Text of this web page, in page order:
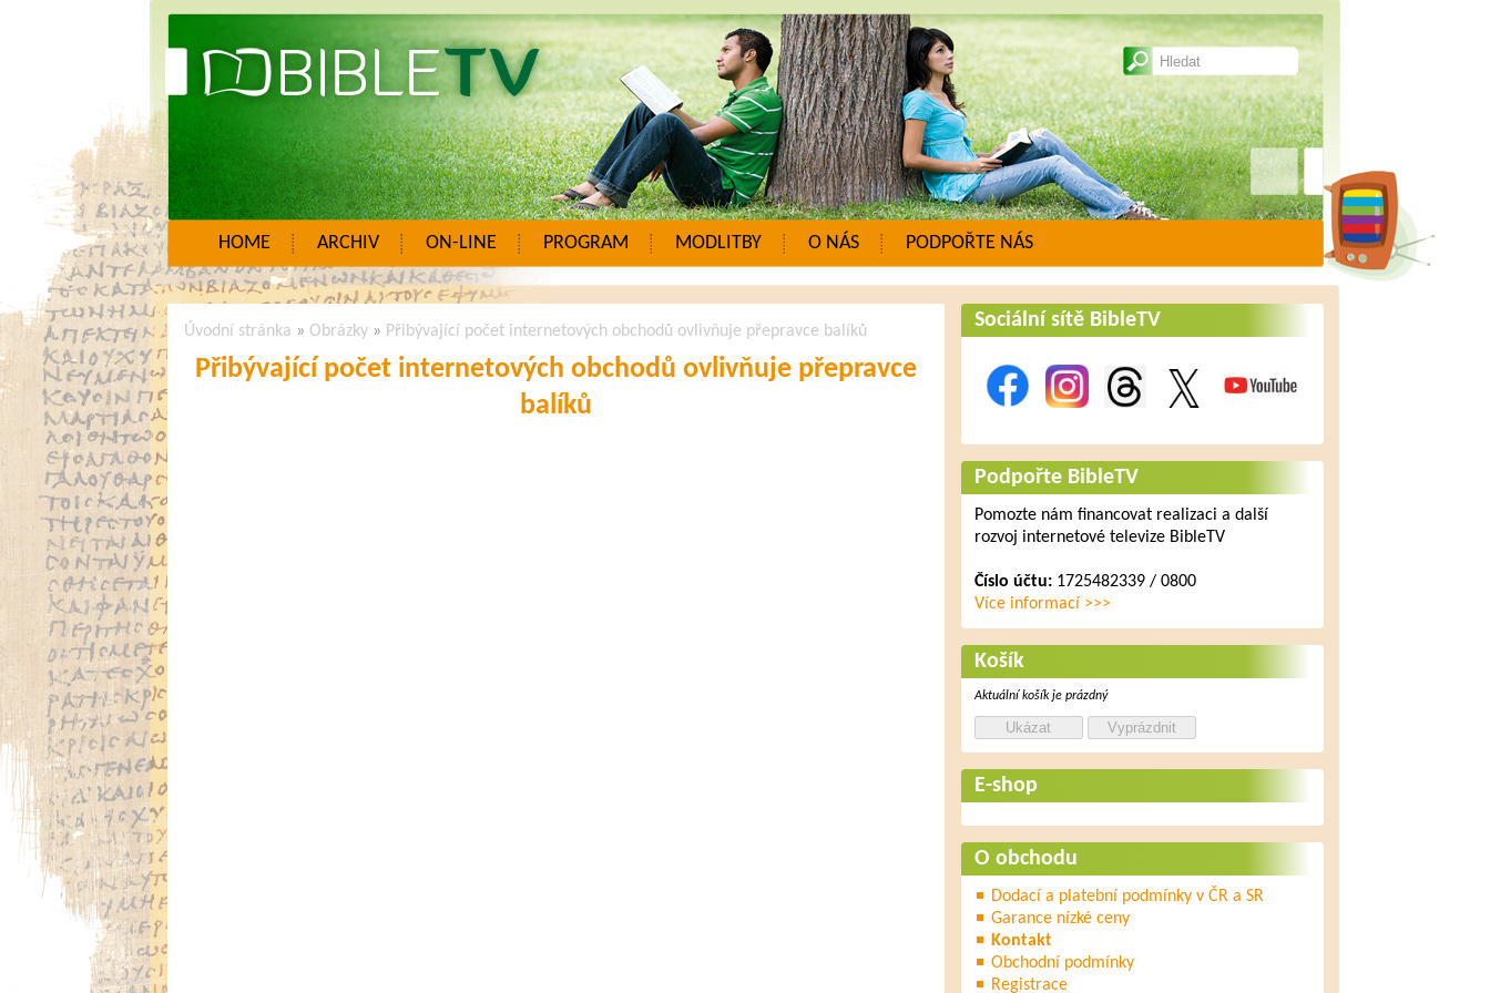
HOME ARCHIV ON-LINE PROGRAM MODLITBY O NÁS PODPOŘTE NÁS
Úvodní stránka » Obrázky» Přibývající počet internetových obchodů ovlivňuje přepravce balíků
Přibývající počet internetových obchodů ovlivňuje přepravce
balíků
Sociální sítě BibleTV
Podpořte BibleTV
Pomozte nám financovat realizaci a další
rozvoj internetové televize BibleTV
Číslo účtu:1725482339 / 0800
Více informací >>>
Košík
Aktuální košík je prázdný
E-shop
O obchodu
Dodací a platební podmínky v ČR a SR
Garance nízké ceny
Kontakt
Obchodní podmínky
Registrace